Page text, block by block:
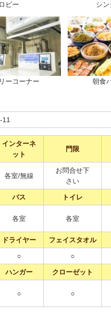
ロビー シ
ーコーナー 朝食
11
インターネ
ット
門限
各室/無線
お問合せ下
さい
バス トイレ
各室 各室
ドライヤー フェイスタオル
○ ○
ハンガー クローゼット
○ ○